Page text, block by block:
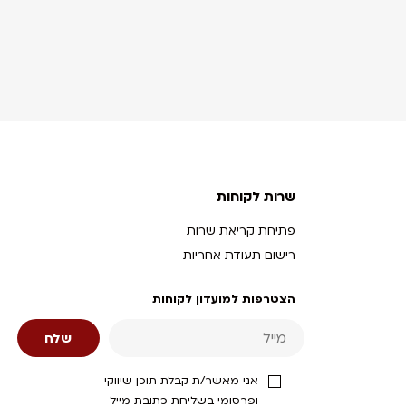
שרות לקוחות
פתיחת קריאת שרות
רישום תעודת אחריות
הצטרפות למועדון לקוחות
אני מאשר/ת קבלת תוכן שיווקי
ופרסומי בשליחת כתובת מייל